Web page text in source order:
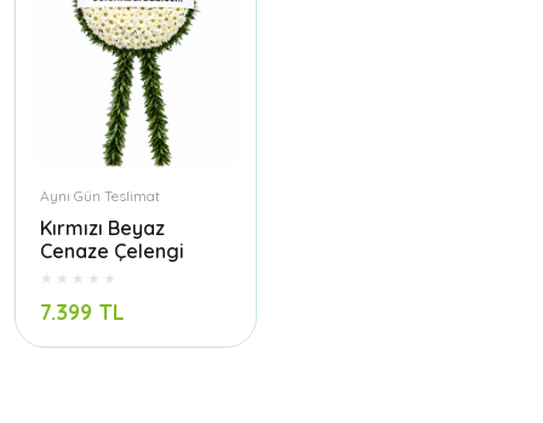
Aynı Gün Teslimat
Kırmızı Beyaz
Cenaze Çelengi
7.399 TL